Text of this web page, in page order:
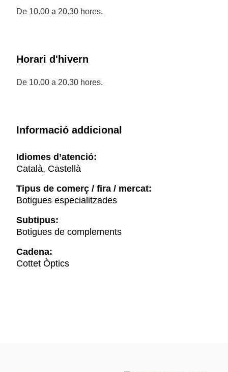
De 10.00 a 20.30 hores.
Horari d'hivern
De 10.00 a 20.30 hores.
Informació addicional
Idiomes d’atenció:
Català, Castellà
Tipus de comerç / fira / mercat:
Botigues especialitzades
Subtipus:
Botigues de complements
Cadena:
Cottet Òptics